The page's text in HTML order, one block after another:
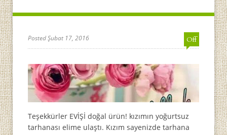
Posted Şubat 17, 2016 Off
Teşekkürler EVİŞİ doğal ürün! kızımın yoğurtsuz
tarhanası elime ulaştı. Kızım sayenizde tarhana